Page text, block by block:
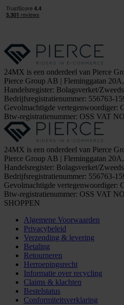
24MX is een onderdeel van Pierce
Pierce Group AB | Fleminggatan
Handelsregister: Bolagsverket/
Bedrijfsregistratienummer: 556763-
Gevolmachtigde vertegenwoordiger:
Btw-registratienummer: OSS VAT
24MX is een onderdeel van Pierce
Pierce Group AB | Fleminggatan
Handelsregister: Bolagsverket/
Bedrijfsregistratienummer: 556763-
Gevolmachtigde vertegenwoordiger:
Btw-registratienummer: OSS VAT
SHOPPEN
Algemene Voorwaarden
Privacybeleid
Verzending & levering
Betaling
Retourneren
Herroepingsrecht
Informatie over recycling
Claims & klachten
Bestelstatus
Conformiteitsverklaring